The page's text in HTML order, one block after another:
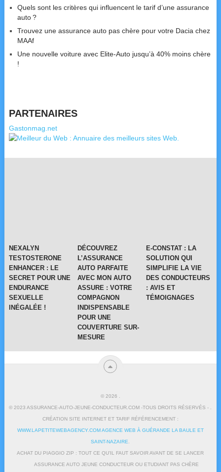
Quels sont les critères qui influencent le tarif d’une assurance
auto ?
Trouvez une assurance auto pas chère pour votre Dacia chez
MAAf
Une nouvelle voiture avec Elite-Auto jusqu’à 40% moins chère
!
PARTENAIRES
Gastonmag.net
NEXALYN
TESTOSTERONE
ENHANCER : LE
SECRET POUR UNE
ENDURANCE
SEXUELLE
INÉGALÉE !
DÉCOUVREZ
L’ASSURANCE
AUTO PARFAITE
AVEC MON AUTO
ASSURE : VOTRE
COMPAGNON
INDISPENSABLE
POUR UNE
COUVERTURE SUR-
MESURE
E-CONSTAT : LA
SOLUTION QUI
SIMPLIFIE LA VIE
DES CONDUCTEURS
: AVIS ET
TÉMOIGNAGES
© 2026
© 2023 ASSURANCE-AUTO-JEUNE-CONDUCTEUR.COM -TOUS DROITS RÉSERVÉS - .
CRÉATION SITE INTERNET ET TARIF RÉFÉRENCEMENT :
WWW.LAPETITEWEBAGENCY.COM AGENCE WEB À GUÉRANDE LA BAULE ET
SAINT-NAZAIRE
ACHAT DU PIAGGIO ZIP : TOUT CE QU’IL FAUT SAVOIR AVANT DE SE LANCER
ASSURANCE AUTO JEUNE CONDUCTEUR OU ETUDIANT PAS CHÈRE